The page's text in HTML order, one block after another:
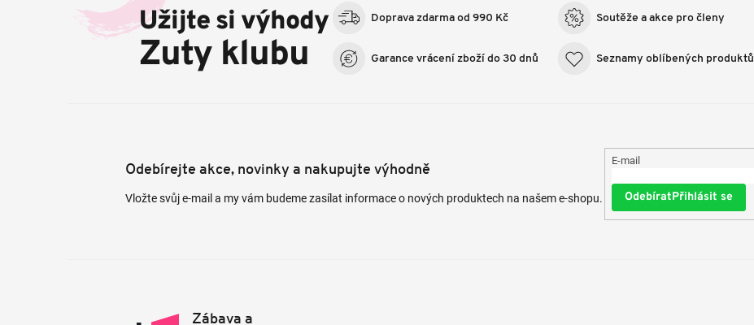
Užijte si výhody
Zuty klubu
Doprava zdarma od 990 Kč
Garance vrácení zboží do 30 dnů
Soutěže a akce pro členy
Seznamy oblíbených produktů
Odebírejte akce, novinky a nakupujte výhodně
Vložte svůj e-mail a my vám budeme zasílat informace o nových produktech na našem e-shopu.
E-mail
Přihlásit se